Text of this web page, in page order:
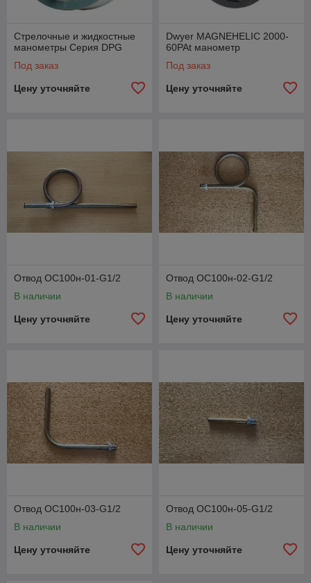
Стрелочные и жидкостные
манометры Серия DPG
Под заказ
Цену уточняйте
Dwyer MAGNEHELIC 2000-
60PAt манометр
Под заказ
Цену уточняйте
Отвод ОС100н-01-G1/2
В наличии
Цену уточняйте
Отвод ОС100н-02-G1/2
В наличии
Цену уточняйте
Отвод ОС100н-03-G1/2
В наличии
Цену уточняйте
Отвод ОС100н-05-G1/2
В наличии
Цену уточняйте